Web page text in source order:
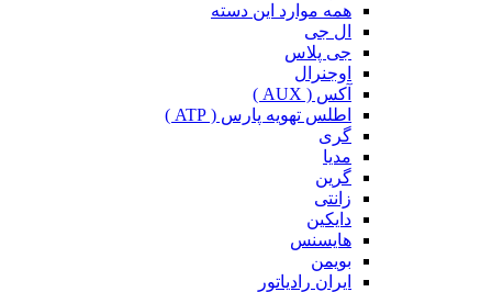
همه موارد این دسته
ال جی
جی پلاس
اوجنرال
آکس ( AUX )
اطلس تهویه پارس ( ATP )
گری
مدیا
گرین
زانتی
دایکین
هایسنس
بویمن
ایران رادیاتور